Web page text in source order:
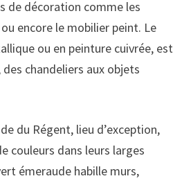
de décoration comme les
encore le mobilier peint. Le
ou en peinture cuivrée, est
chandeliers aux objets
du Régent, lieu d’exception,
couleurs dans leurs larges
émeraude habille murs,